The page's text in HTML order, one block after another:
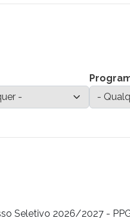
Seletivo 2026/2027 -